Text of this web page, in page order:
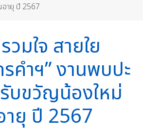
ายุ ปี 2567
วมใจ สายใย
คำฯ” งานพบปะ
บขวัญน้องใหม่
ยุ ปี 2567